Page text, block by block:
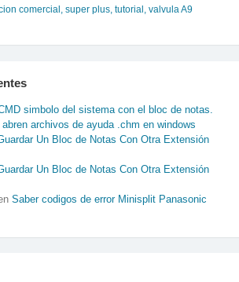
comercial , super plus, tutorial , valvula A9
simbolo del sistema con el bloc de notas.
abren archivos de ayuda .chm en windows
Un Bloc de Notas Con Otra Extensión
Un Bloc de Notas Con Otra Extensión
Saber codigos de error Minisplit Panasonic